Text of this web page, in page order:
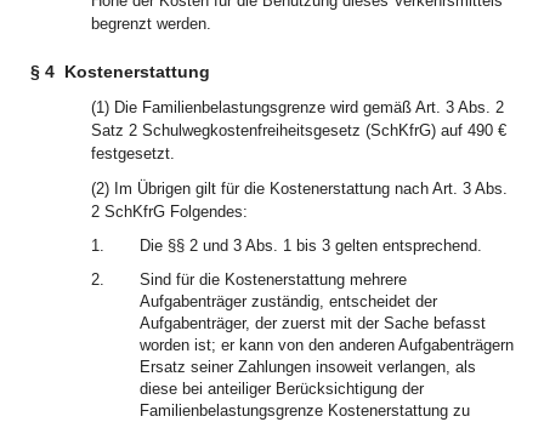
begrenzt werden.
§ 4 Kostenerstattung
(1) Die Familienbelastungsgrenze wird gemäß Art. 3 Abs. 2
Satz 2 Schulwegkostenfreiheitsgesetz (SchKfrG) auf 490 €
festgesetzt.
(2) Im Übrigen gilt für die Kostenerstattung nach Art. 3 Abs.
2 SchKfrG Folgendes:
1.
Die §§ 2 und 3 Abs. 1 bis 3 gelten entsprechend.
2.
Sind für die Kostenerstattung mehrere
Aufgabenträger zuständig, entscheidet der
Aufgabenträger, der zuerst mit der Sache befasst
worden ist; er kann von den anderen Aufgabenträgern
Ersatz seiner Zahlungen insoweit verlangen, als
diese bei anteiliger Berücksichtigung der
Familienbelastungsgrenze Kostenerstattung zu